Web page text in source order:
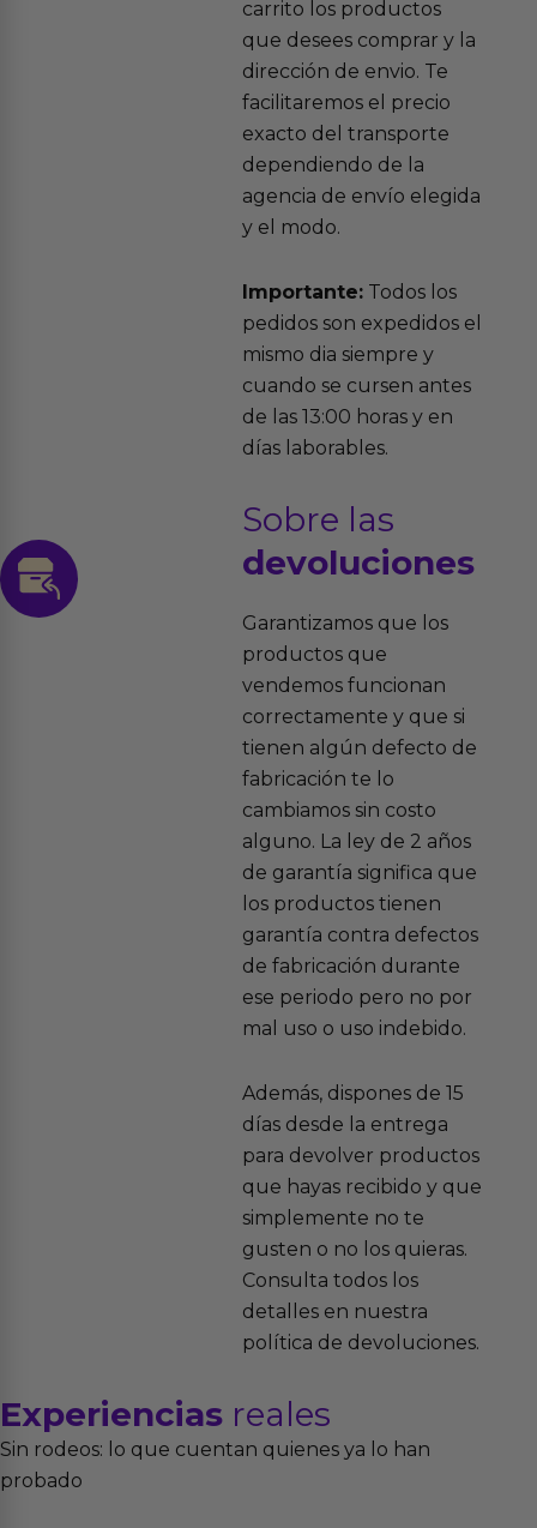
carrito los productos
que desees comprar y la
dirección de envio. Te
facilitaremos el precio
exacto del transporte
dependiendo de la
agencia de envío elegida
y el modo.
Importante:Todos los
pedidos son expedidos el
mismo dia siempre y
cuando se cursen antes
de las 13:00 horas y en
días laborables.
Sobre las
devoluciones
Garantizamos que los
productos que
vendemos funcionan
correctamente y que si
tienen algún defecto de
fabricación te lo
cambiamos sin costo
alguno. La ley de 2 años
de garantía significa que
los productos tienen
garantía contra defectos
de fabricación durante
ese periodo pero no por
mal uso o uso indebido.
Además, dispones de 15
días desde la entrega
para devolver productos
que hayas recibido y que
simplemente no te
gusten o no los quieras.
Consulta todos los
detalles en nuestra
política de devoluciones.
Experiencias reales
Sin rodeos: lo que cuentan quienes ya lo han
probado